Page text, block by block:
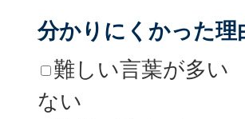
分かりにくかった理
難しい言葉が多い
ない